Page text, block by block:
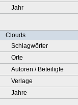
Jahr
Clouds
Schlagwörter
Orte
Autoren / Beteiligte
Verlage
Jahre